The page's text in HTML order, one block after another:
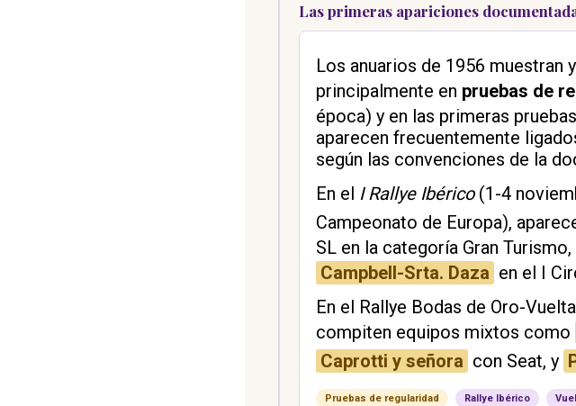
Las primeras apariciones
Los anuarios de 1956 muestran
principalmente en pruebas de
época) y en las primeras
aparecen frecuentemente
según las convenciones de la
En el I Rallye Ibérico(1-4
Campeonato de Europa),
SL en la categoría Gran
Campbell-Srta. Daza en el I
En el Rallye Bodas de Oro-
compiten equipos mixtos como
Caprotti y señora con Seat, y
Pruebas de regularidad Rallye Ibérico